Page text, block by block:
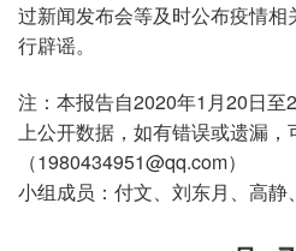
过新闻发布会等及时公布疫情
行辟谣。
注：本报告自2020年1月20日至
上公开数据，如有错误或遗漏，
（1980434951@qq.com）
小组成员：付文、刘东月、高静